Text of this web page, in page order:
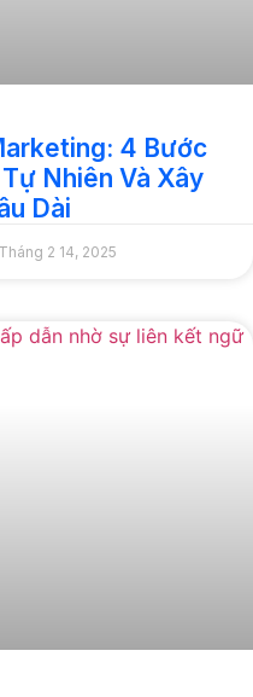
4 Bước
Nhiên Và Xây
Dài
Tháng 2 14, 2025